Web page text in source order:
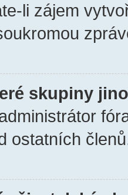
li zájem
skupiny
ostatních